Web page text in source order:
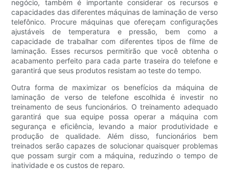
negócio, também é importante considerar os recursos e
capacidades das diferentes máquinas de laminação de verso
telefônico. Procure máquinas que ofereçam configurações
ajustáveis ​​de temperatura e pressão, bem como a
capacidade de trabalhar com diferentes tipos de filme de
laminação. Esses recursos permitirão que você obtenha o
acabamento perfeito para cada parte traseira do telefone e
garantirá que seus produtos resistam ao teste do tempo.
Outra forma de maximizar os benefícios da máquina de
laminação de verso de telefone escolhida é investir no
treinamento de seus funcionários. O treinamento adequado
garantirá que sua equipe possa operar a máquina com
segurança e eficiência, levando a maior produtividade e
produção de qualidade. Além disso, funcionários bem
treinados serão capazes de solucionar quaisquer problemas
que possam surgir com a máquina, reduzindo o tempo de
inatividade e os custos de reparo.